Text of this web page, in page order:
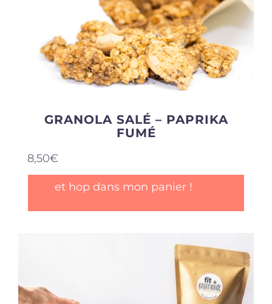
GRANOLA SALÉ – PAPRIKA
FUMÉ
8,50€
et hop dans mon panier !